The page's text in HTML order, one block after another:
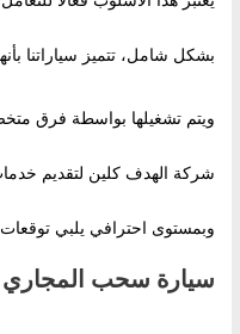
بشكل شامل، تتميز سياراتنا
ويتم تشغيلها بواسطة فرق
شركة الهدف كلين لتقديم
وبمستوى احترافي يلبي توقعات
سيارة سحب المجاري